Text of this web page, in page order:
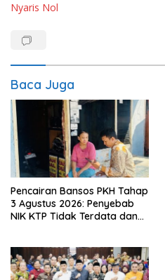
Nyaris Nol
Baca Juga
Pencairan Bansos PKH Tahap
3 Agustus 2026: Penyebab
NIK KTP Tidak Terdata dan